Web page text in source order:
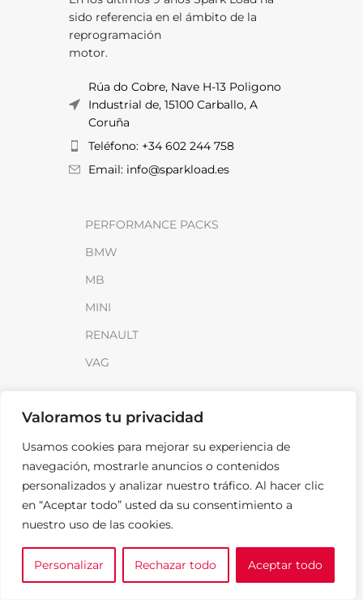
Valoramos tu privacidad
Usamos cookies para mejorar su experiencia de
navegación, mostrarle anuncios o contenidos
personalizados y analizar nuestro tráfico. Al hacer clic
en “Aceptar todo” usted da su consentimiento a
nuestro uso de las cookies.
Personalizar Rechazar todo Aceptar todo
sido referencia en el ámbito de la
reprogramación
motor.
Rúa do Cobre, Nave H-13 Poligono
Industrial de, 15100 Carballo, A
Coruña
Teléfono: +34 602 244 758
Email: info@sparkload.es
PERFORMANCE PACKS
BMW
MB
MINI
RENAULT
VAG
Distribuidores
FAQ
Contacto
Noticias
LEGAL
0